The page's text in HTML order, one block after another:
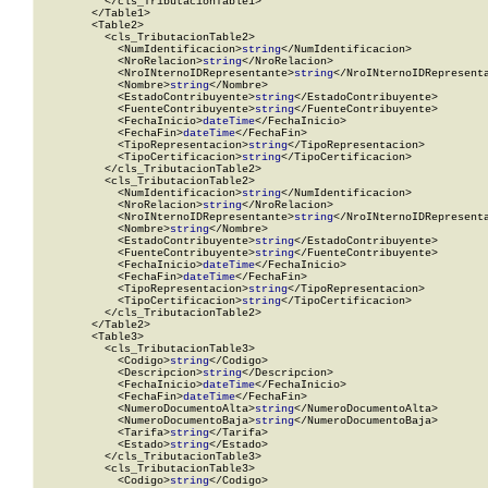
        </Table1>
        <Table2>
          <cls_TributacionTable2>
            <NumIdentificacion>
string</NumIdentificacion>
            <NroRelacion>
string</NroRelacion>
            <NroINternoIDRepresentante>
string</
            <Nombre>
string</Nombre>
            <EstadoContribuyente>
string</EstadoContribuyente>
            <FuenteContribuyente>
string</FuenteContribuyente>
            <FechaInicio>
dateTime</FechaInicio>
            <FechaFin>
dateTime</FechaFin>
            <TipoRepresentacion>
string</TipoRepresentacion>
            <TipoCertificacion>
string</TipoCertificacion>
          </cls_TributacionTable2>
          <cls_TributacionTable2>
            <NumIdentificacion>
string</NumIdentificacion>
            <NroRelacion>
string</NroRelacion>
            <NroINternoIDRepresentante>
string</
            <Nombre>
string</Nombre>
            <EstadoContribuyente>
string</EstadoContribuyente>
            <FuenteContribuyente>
string</FuenteContribuyente>
            <FechaInicio>
dateTime</FechaInicio>
            <FechaFin>
dateTime</FechaFin>
            <TipoRepresentacion>
string</TipoRepresentacion>
            <TipoCertificacion>
string</TipoCertificacion>
          </cls_TributacionTable2>
        </Table2>
        <Table3>
          <cls_TributacionTable3>
            <Codigo>
string</Codigo>
            <Descripcion>
string</Descripcion>
            <FechaInicio>
dateTime</FechaInicio>
            <FechaFin>
dateTime</FechaFin>
            <NumeroDocumentoAlta>
string</NumeroDocumentoAlta>
            <NumeroDocumentoBaja>
string</NumeroDocumentoBaja>
            <Tarifa>
string</Tarifa>
            <Estado>
string</Estado>
          </cls_TributacionTable3>
          <cls_TributacionTable3>
            <Codigo>
string</Codigo>